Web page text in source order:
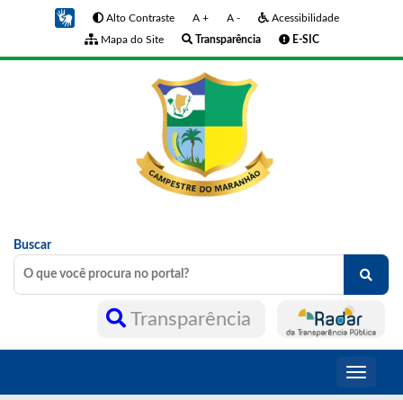
Alto Contraste A + A -
Acessibilidade
Mapa do Site
Transparência E-SIC
Buscar
Transparência
Toggle